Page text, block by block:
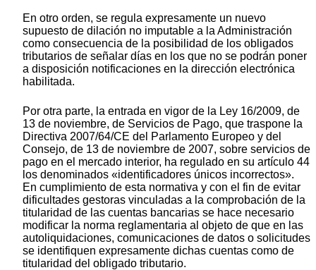
En otro orden, se regula expresamente un nuevo
supuesto de dilación no imputable a la Administración
como consecuencia de la posibilidad de los obligados
tributarios de señalar días en los que no se podrán poner
a disposición notificaciones en la dirección electrónica
habilitada.
Por otra parte, la entrada en vigor de la Ley 16/2009, de
13 de noviembre, de Servicios de Pago, que traspone la
Directiva 2007/64/CE del Parlamento Europeo y del
Consejo, de 13 de noviembre de 2007, sobre servicios de
pago en el mercado interior, ha regulado en su artículo 44
los denominados «identificadores únicos incorrectos».
En cumplimiento de esta normativa y con el fin de evitar
dificultades gestoras vinculadas a la comprobación de la
titularidad de las cuentas bancarias se hace necesario
modificar la norma reglamentaria al objeto de que en las
autoliquidaciones, comunicaciones de datos o solicitudes
se identifiquen expresamente dichas cuentas como de
titularidad del obligado tributario.